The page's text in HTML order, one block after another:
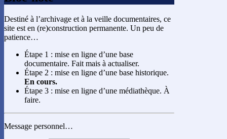
Destiné à l’archivage et à la veille documentaires, ce
site est en (re)construction permanente. Un peu de
patience…
Étape 1 : mise en ligne d’une base
documentaire. Fait mais à actualiser.
Étape 2 : mise en ligne d’une base historique.
En cours.
Étape 3 : mise en ligne d’une médiathèque. À
faire.
Message personnel…